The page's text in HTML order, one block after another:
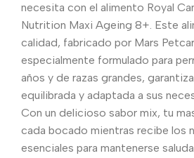
necesita con el alimento Royal
Nutrition Maxi Ageing 8+. Este
calidad, fabricado por Mars
especialmente formulado para
años y de razas grandes,
equilibrada y adaptada a sus
Con un delicioso sabor mix, tu
cada bocado mientras recibe los
esenciales para mantenerse